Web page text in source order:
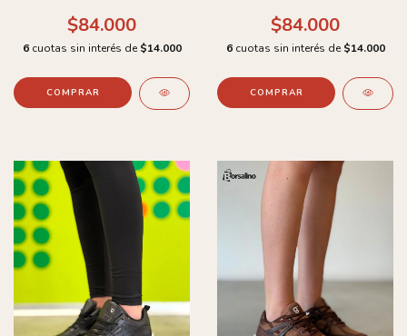
$84.000
6 cuotas sin interés de $14.000
COMPRAR
$84.000
6 cuotas sin interés de $14.000
COMPRAR